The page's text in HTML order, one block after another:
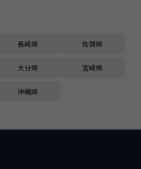
長崎県 佐賀県
大分県 宮崎県
沖縄県